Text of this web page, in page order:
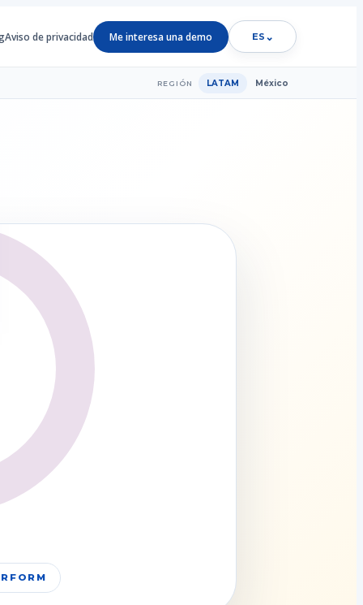
Aviso de privacidad Me interesa una demo ES ⌄
REGIÓN LATAM México